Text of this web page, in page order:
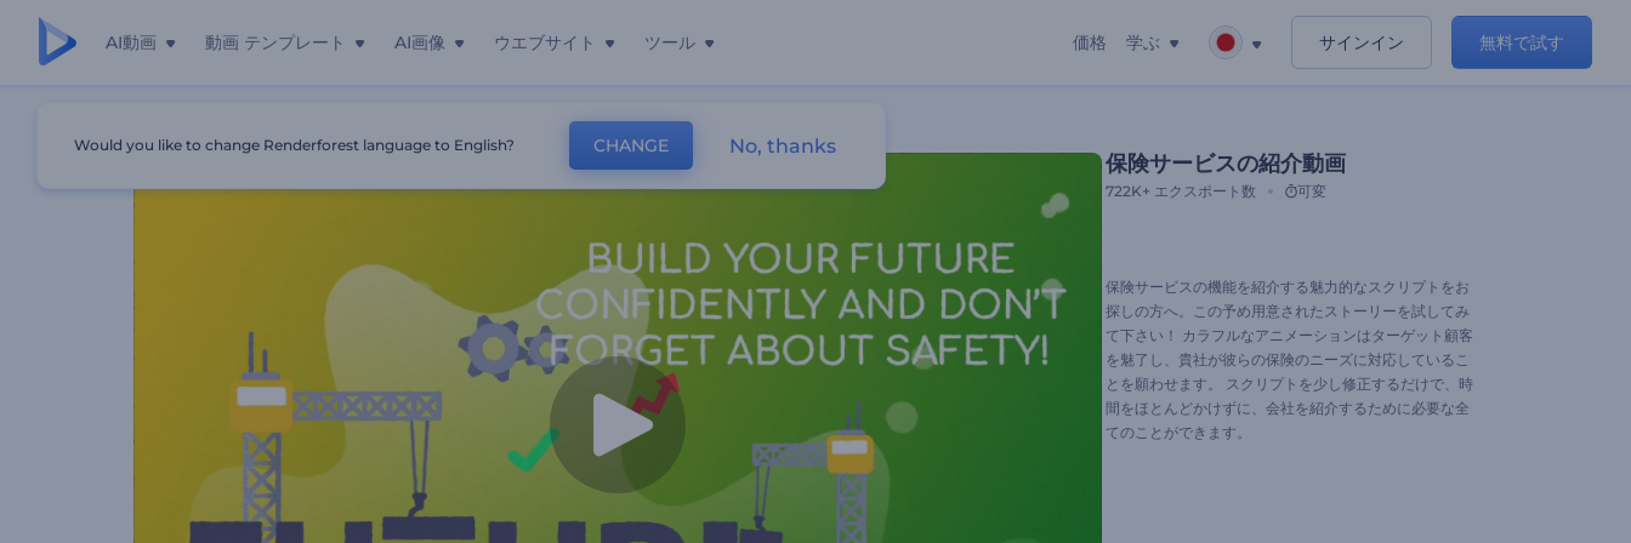
AI動画 動画 テンプレート AI画像 ウエブサイト ツール 価格 学ぶ サインイン 無料で試す
保険サービスの紹介動画
722K+ エクスポート数 可変
保険サービスの機能を紹介する魅力的なスクリプトをお
探しの方へ。この予め用意されたストーリーを試してみ
て下さい！ カラフルなアニメーションはターゲット顧客
を魅了し、貴社が彼らの保険のニーズに対応しているこ
とを願わせます。 スクリプトを少し修正するだけで、時
間をほとんどかけずに、会社を紹介するために必要な全
てのことができます。
Would you like to change Renderforest language to English? CHANGE No, thanks